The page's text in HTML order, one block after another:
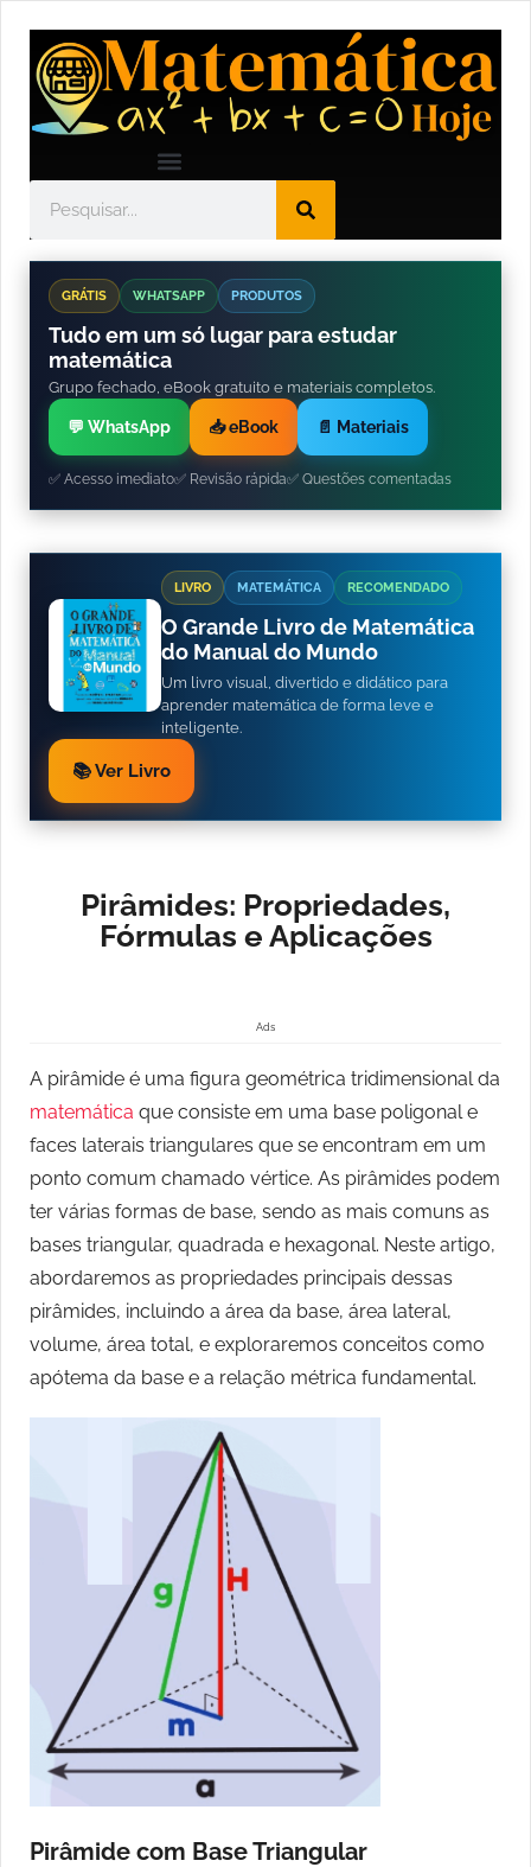
GRÁTIS WHATSAPP PRODUTOS
Tudo em um só lugar para estudar
matemática
Grupo fechado, eBook gratuito e materiais completos.
💬 WhatsApp 📥 eBook 📄 Materiais
✅ Acesso imediato✅ Revisão rápida✅ Questões comentadas
LIVRO MATEMÁTICA RECOMENDADO
O Grande Livro de Matemática
do Manual do Mundo
Um livro visual, divertido e didático para
aprender matemática de forma leve e
inteligente.
📚 Ver Livro
Pirâmides: Propriedades,
Fórmulas e Aplicações
Ads
A pirâmide é uma figura geométrica tridimensional da
matemática que consiste em uma base poligonal e
faces laterais triangulares que se encontram em um
ponto comum chamado vértice. As pirâmides podem
ter várias formas de base, sendo as mais comuns as
bases triangular, quadrada e hexagonal. Neste artigo,
abordaremos as propriedades principais dessas
pirâmides, incluindo a área da base, área lateral,
volume, área total, e exploraremos conceitos como
apótema da base e a relação métrica fundamental.
Pirâmide com Base Triangular